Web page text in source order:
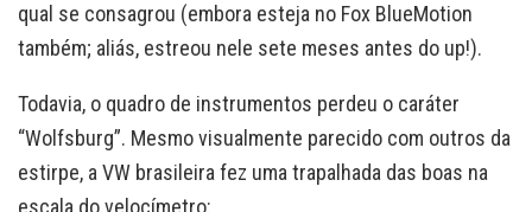
qual se consagrou (embora esteja no Fox BlueMotion
também; aliás, estreou nele sete meses antes do up!).
Todavia, o quadro de instrumentos perdeu o caráter
“Wolfsburg”. Mesmo visualmente parecido com outros da
estirpe, a VW brasileira fez uma trapalhada das boas na
escala do velocímetro: